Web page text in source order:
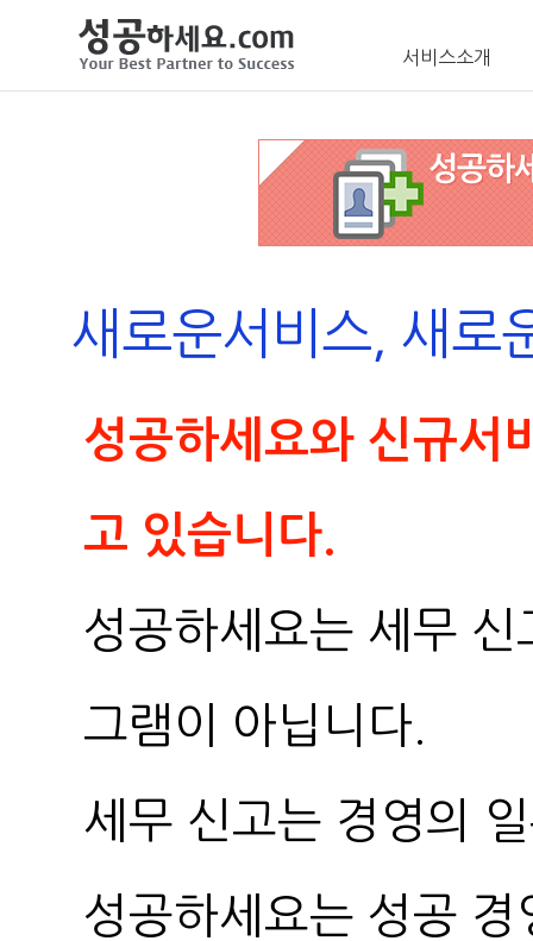
서비스소개
새로운서비스, 새로
성공하세요와 신규서
고 있습니다.
성공하세요는 세무
그램이 아닙니다.
세무 신고는 경영의
성공하세요는 성공